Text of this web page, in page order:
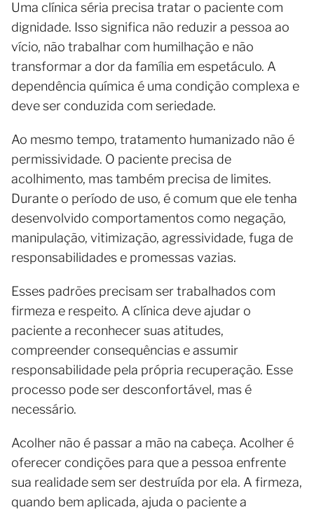
Uma clínica séria precisa tratar o paciente com
dignidade. Isso significa não reduzir a pessoa ao
vício, não trabalhar com humilhação e não
transformar a dor da família em espetáculo. A
dependência química é uma condição complexa e
deve ser conduzida com seriedade.
Ao mesmo tempo, tratamento humanizado não é
permissividade. O paciente precisa de
acolhimento, mas também precisa de limites.
Durante o período de uso, é comum que ele tenha
desenvolvido comportamentos como negação,
manipulação, vitimização, agressividade, fuga de
responsabilidades e promessas vazias.
Esses padrões precisam ser trabalhados com
firmeza e respeito. A clínica deve ajudar o
paciente a reconhecer suas atitudes,
compreender consequências e assumir
responsabilidade pela própria recuperação. Esse
processo pode ser desconfortável, mas é
necessário.
Acolher não é passar a mão na cabeça. Acolher é
oferecer condições para que a pessoa enfrente
sua realidade sem ser destruída por ela. A firmeza,
quando bem aplicada, ajuda o paciente a